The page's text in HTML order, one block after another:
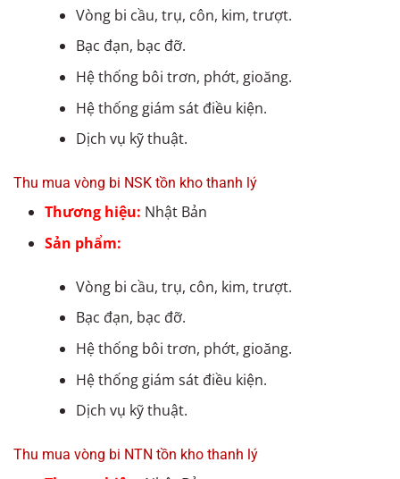
Vòng bi cầu, trụ, côn, kim, trượt.
Bạc đạn, bạc đỡ.
Hệ thống bôi trơn, phớt, gioăng.
Hệ thống giám sát điều kiện.
Dịch vụ kỹ thuật.
Thu mua vòng bi NSK tồn kho thanh lý
Thương hiệu: Nhật Bản
Sản phẩm:
Vòng bi cầu, trụ, côn, kim, trượt.
Bạc đạn, bạc đỡ.
Hệ thống bôi trơn, phớt, gioăng.
Hệ thống giám sát điều kiện.
Dịch vụ kỹ thuật.
Thu mua vòng bi NTN tồn kho thanh lý